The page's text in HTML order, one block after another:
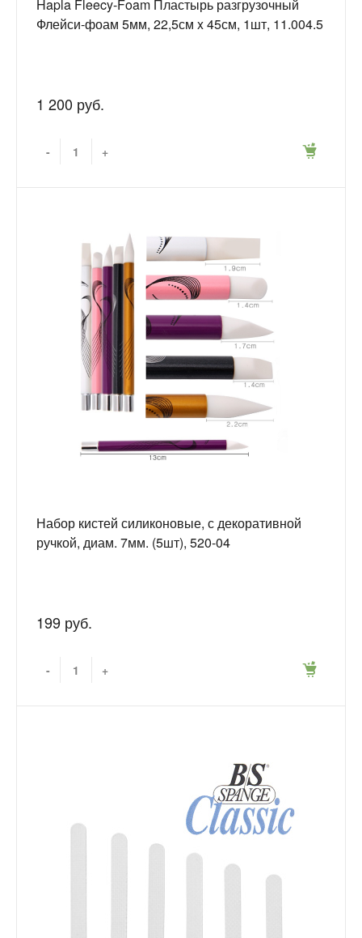
Hapla Fleecy-Foam Пластырь разгрузочный
Флейси-фоам 5мм, 22,5см x 45см, 1шт, 11.004.5
1 200 руб.
- +
Набор кистей силиконовые, с декоративной
ручкой, диам. 7мм. (5шт), 520-04
199 руб.
- +